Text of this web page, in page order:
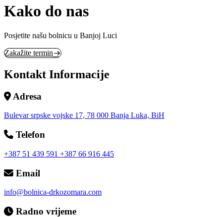
Kako do nas
Posjetite našu bolnicu u Banjoj Luci
Zakažite termin
Kontakt Informacije
Adresa
Bulevar srpske vojske 17, 78 000 Banja Luka, BiH
Telefon
+387 51 439 591 +387 66 916 445
Email
info@bolnica-drkozomara.com
Radno vrijeme